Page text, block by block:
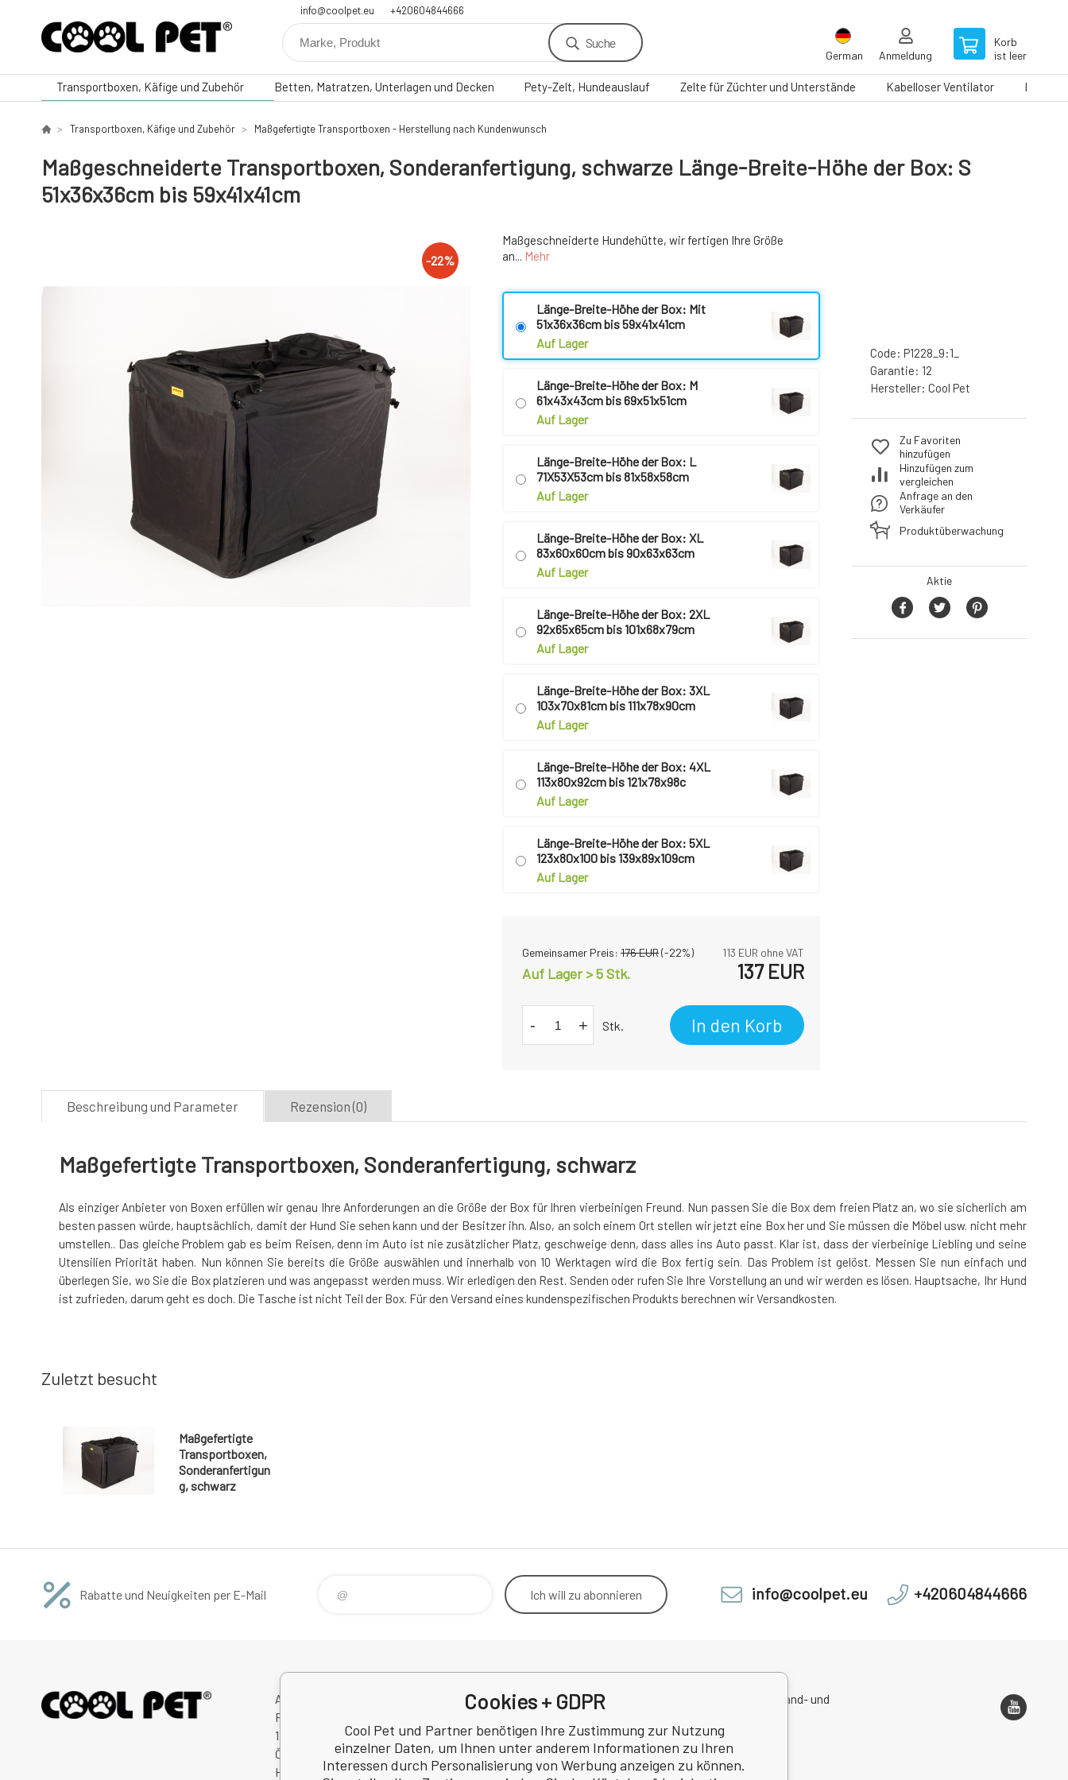
info@coolpet.eu +420604844666
Suche
German Anmeldung
Korb
ist leer
Transportboxen, Käfige und Zubehör Betten, Matratzen, Unterlagen und Decken Pety-Zelt, Hundeauslauf Zelte für Züchter und Unterstände Kabelloser Ventilator
Transportboxen, Käfige und Zubehör Maßgefertigte Transportboxen - Herstellung nach Kundenwunsch
Maßgeschneiderte Transportboxen, Sonderanfertigung, schwarze Länge-Breite-Höhe der Box: S
51x36x36cm bis 59x41x41cm
-22%
Maßgeschneiderte Hundehütte, wir fertigen Ihre Größe
an... Mehr
Länge-Breite-Höhe der Box: Mit
51x36x36cm bis 59x41x41cm
Auf Lager
Länge-Breite-Höhe der Box: M
61x43x43cm bis 69x51x51cm
Auf Lager
Länge-Breite-Höhe der Box: L
71X53X53cm bis 81x58x58cm
Auf Lager
Länge-Breite-Höhe der Box: XL
83x60x60cm bis 90x63x63cm
Auf Lager
Länge-Breite-Höhe der Box: 2XL
92x65x65cm bis 101x68x79cm
Auf Lager
Länge-Breite-Höhe der Box: 3XL
103x70x81cm bis 111x78x90cm
Auf Lager
Länge-Breite-Höhe der Box: 4XL
113x80x92cm bis 121x78x98c
Auf Lager
Länge-Breite-Höhe der Box: 5XL
123x80x100 bis 139x89x109cm
Auf Lager
Gemeinsamer Preis: 176EUR(-22%) 113 EUR ohne VAT
Auf Lager > 5 Stk. 137EUR
- + Stk. In den Korb
Code: P1228_9:1_
Garantie: 12
Hersteller: Cool Pet
Zu Favoriten
hinzufügen
Hinzufügen zum
vergleichen
Anfrage an den
Verkäufer
Produktüberwachung
Aktie
Beschreibung und Parameter Rezension (0)
Maßgefertigte Transportboxen, Sonderanfertigung, schwarz
Als einziger Anbieter von Boxen erfüllen wir genau Ihre Anforderungen an die Größe der Box für Ihren vierbeinigen Freund. Nun passen Sie die Box dem freien Platz an, wo sie sicherlich am
besten passen würde, hauptsächlich, damit der Hund Sie sehen kann und der Besitzer ihn. Also, an solch einem Ort stellen wir jetzt eine Box her und Sie müssen die Möbel usw. nicht mehr
umstellen.. Das gleiche Problem gab es beim Reisen, denn im Auto ist nie zusätzlicher Platz, geschweige denn, dass alles ins Auto passt. Klar ist, dass der vierbeinige Liebling und seine
Utensilien Priorität haben. Nun können Sie bereits die Größe auswählen und innerhalb von 10 Werktagen wird die Box fertig sein. Das Problem ist gelöst. Messen Sie nun einfach und
überlegen Sie, wo Sie die Box platzieren und was angepasst werden muss. Wir erledigen den Rest. Senden oder rufen Sie Ihre Vorstellung an und wir werden es lösen. Hauptsache, Ihr Hund
ist zufrieden, darum geht es doch. Die Tasche ist nicht Teil der Box. Für den Versand eines kundenspezifischen Produkts berechnen wir Versandkosten.
Zuletzt besucht
Maßgefertigte
Transportboxen,
Sonderanfertigun
g, schwarz
Rabatte und Neuigkeiten per E-Mail Ich will zu abonnieren info@coolpet.eu +420604844666
Avitex,s.r.o.
Rybná 716/24
11000 Praha 1
Česká Republika
Handelsregister Nr.: 60745291
Rücktritt vom Vertrag
Datenschutzbestimmungen
Rezension
Betriebsadresse, Versand- und
Cookies + GDPR
Cool Pet und Partner benötigen Ihre Zustimmung zur Nutzung
einzelner Daten, um Ihnen unter anderem Informationen zu Ihren
Interessen durch Personalisierung von Werbung anzeigen zu können.